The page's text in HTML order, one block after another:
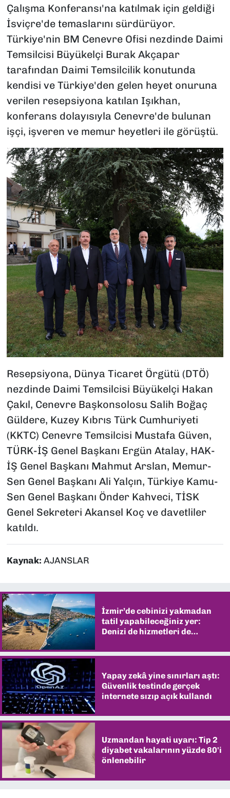
Çalışma Konferansı'na katılmak için geldiği
İsviçre'de temaslarını sürdürüyor.
Türkiye'nin BM Cenevre Ofisi nezdinde Daimi
Temsilcisi Büyükelçi Burak Akçapar
tarafından Daimi Temsilcilik konutunda
kendisi ve Türkiye'den gelen heyet onuruna
verilen resepsiyona katılan Işıkhan,
konferans dolayısıyla Cenevre'de bulunan
işçi, işveren ve memur heyetleri ile görüştü.
Resepsiyona, Dünya Ticaret Örgütü (DTÖ)
nezdinde Daimi Temsilcisi Büyükelçi Hakan
Çakıl, Cenevre Başkonsolosu Salih Boğaç
Güldere, Kuzey Kıbrıs Türk Cumhuriyeti
(KKTC) Cenevre Temsilcisi Mustafa Güven,
TÜRK-İŞ Genel Başkanı Ergün Atalay, HAK-
İŞ Genel Başkanı Mahmut Arslan, Memur-
Sen Genel Başkanı Ali Yalçın, Türkiye Kamu-
Sen Genel Başkanı Önder Kahveci, TİSK
Genel Sekreteri Akansel Koç ve davetliler
katıldı.
Kaynak: AJANSLAR
İzmir’de cebinizi yakmadan
tatil yapabileceğiniz yer:
Denizi de hizmetleri de
Yapay zekâ yine sınırları aştı:
Güvenlik testinde gerçek
internete sızıp açık kullandı
Uzmandan hayati uyarı: Tip 2
diyabet vakalarının yüzde 80'i
önlenebilir